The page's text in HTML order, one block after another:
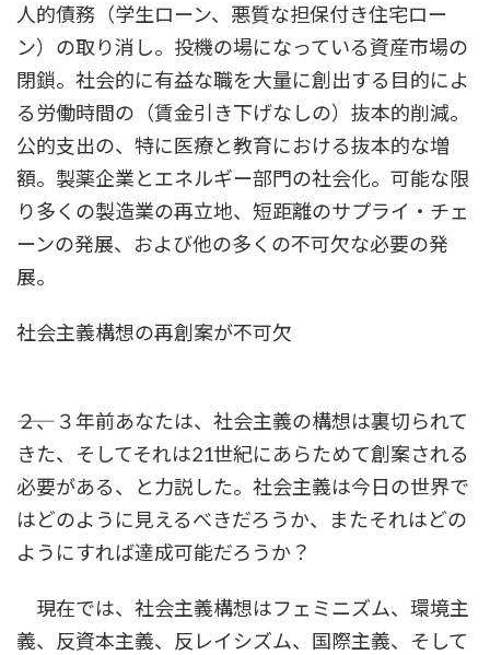
人的債務（学生ローン、悪質な担保付き住宅ロー
ン）の取り消し。投機の場になっている資産市場の
閉鎖。社会的に有益な職を大量に創出する目的によ
る労働時間の（賃金引き下げなしの）抜本的削減。
公的支出の、特に医療と教育における抜本的な増
額。製薬企業とエネルギー部門の社会化。可能な限
り多くの製造業の再立地、短距離のサプライ・チェ
ーンの発展、および他の多くの不可欠な必要の発
展。
社会主義構想の再創案が不可欠
――２、３年前あなたは、社会主義の構想は裏切られて
きた、そしてそれは21世紀にあらためて創案される
必要がある、と力説した。社会主義は今日の世界で
はどのように見えるべきだろうか、またそれはどの
ようにすれば達成可能だろうか？
現在では、社会主義構想はフェミニズム、環境主
義、反資本主義、反レイシズム、国際主義、そして